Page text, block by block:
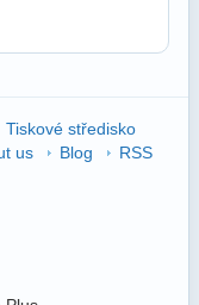
Tiskové středisko
us Blog
RSS